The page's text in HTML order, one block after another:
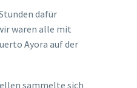
dafür
waren alle mit
Ayora auf der
sammelte sich